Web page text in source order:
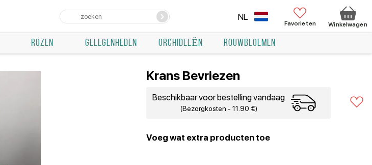
NL
Favorieten Winkelwagen
ROZEN GELEGENHEDEN ORCHIDEEËN ROUWBLOEMEN
Krans Bevriezen
Beschikbaar voor bestelling vandaag
(Bezorgkosten - 11.90 €)
Voeg wat extra producten toe